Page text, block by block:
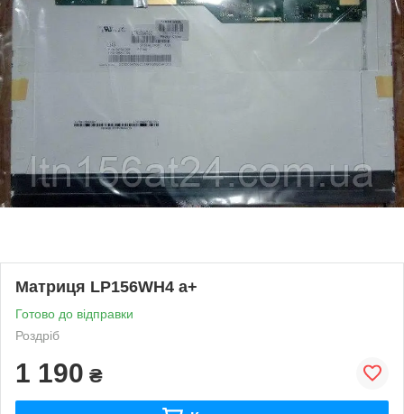
Матриця LP156WH4 a+
Готово до відправки
Роздріб
1 190 ₴